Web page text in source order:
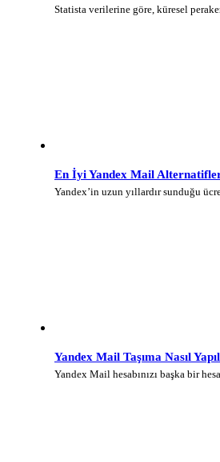
Statista verilerine göre, küresel
En İyi Yandex Mail
Yandex’in uzun yıllardır sunduğu
Yandex Mail Taşıma Nasıl
Yandex Mail hesabınızı başka bir